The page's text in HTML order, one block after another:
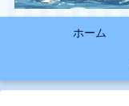
ホーム